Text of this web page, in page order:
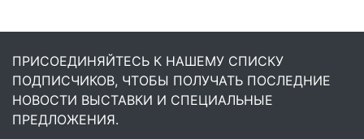
ПРИСОЕДИНЯЙТЕСЬ К НАШЕМУ СПИСКУ
ПОДПИСЧИКОВ, ЧТОБЫ ПОЛУЧАТЬ ПОСЛЕДНИЕ
НОВОСТИ ВЫСТАВКИ И СПЕЦИАЛЬНЫЕ
ПРЕДЛОЖЕНИЯ.